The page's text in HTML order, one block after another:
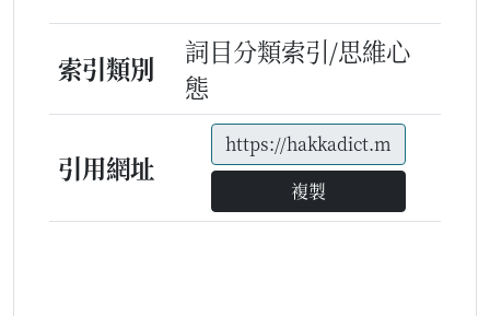
索引類別
詞目分類索引/思維心
態
引用網址
複製